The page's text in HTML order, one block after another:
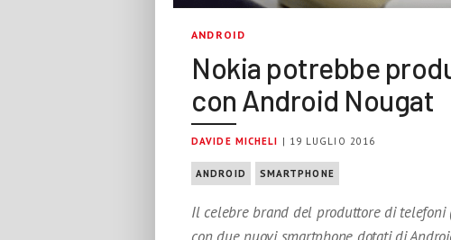
ANDROID
Nokia potrebbe
con Android Nougat
DAVIDE MICHELI | 19 LUGLIO 2016
ANDROID SMARTPHONE
Il celebre brand del produttore di telefoni